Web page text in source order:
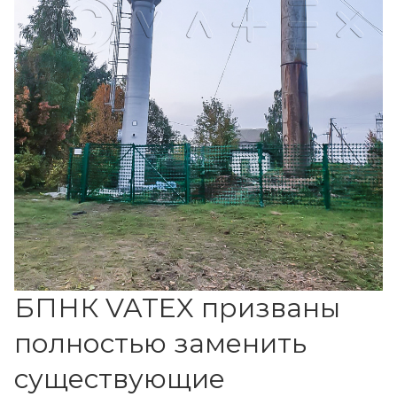
БПНК VATEX призваны
полностью заменить
существующие